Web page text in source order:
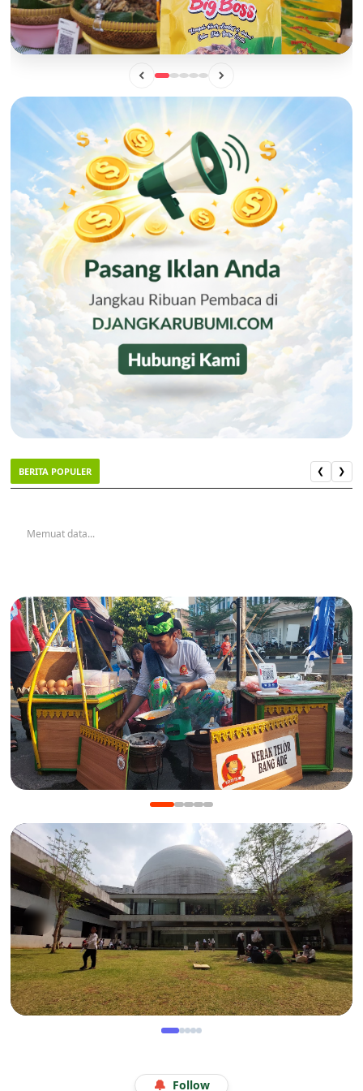
Mengintip Manisnya Peluang Usaha "Pisang Sale Big Boss",
Camilan Lokal yang Siap Naik Kelas
BERITA POPULER ❮ ❯
Memuat data...
Manis Gurih Jakarta Festival Sukapura: Menikmati
Legenda 18 Tahun Kerak Telor Bang Ade
Menjelajah Angkasa di Kala Libur Sekolah: Serunya
🔔 Follow